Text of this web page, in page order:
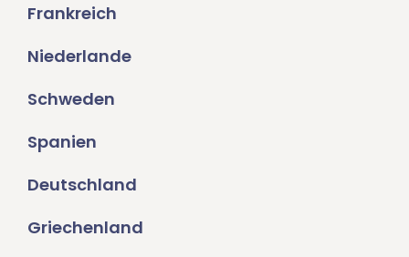
Frankreich
Niederlande
Schweden
Spanien
Deutschland
Griechenland